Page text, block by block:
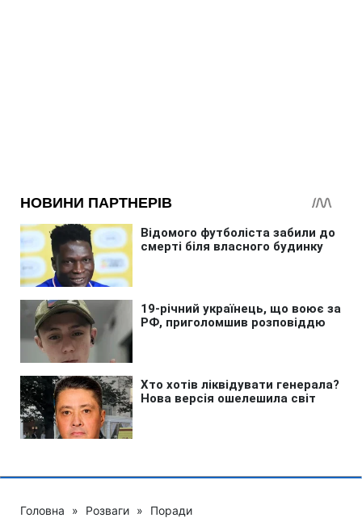
Головна » Розваги » Поради